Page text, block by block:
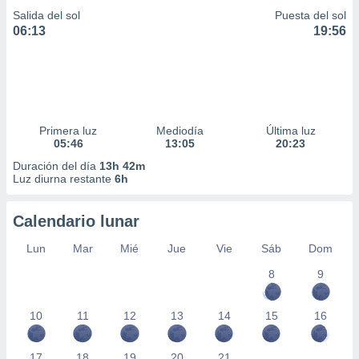
perfiles
uso de
contenido
medir el
del
de
de
uso de
Salida del sol
06:13
Puesta del sol
19:56
Primera luz
05:46
Mediodía
13:05
Última luz
20:23
Duración del día 13h 42m
Luz diurna restante 6h
Calendario lunar
Lun Mar Mié Jue Vie Sáb
Dom
8
9
10 11 12 13 14 15 16